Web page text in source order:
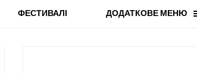
ДОДАТКОВЕ МЕНЮ
ФЕСТИВАЛІ